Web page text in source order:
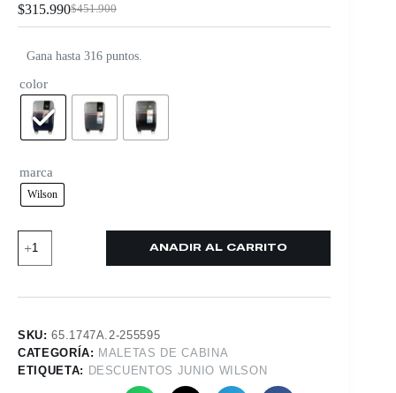
$451.900
$315.990
Gana hasta 316 puntos.
color
marca
Wilson
AÑADIR AL CARRITO
SKU:65.1747A.2-255595
CATEGORÍA: MALETAS DE CABINA
ETIQUETA: DESCUENTOS JUNIO WILSON